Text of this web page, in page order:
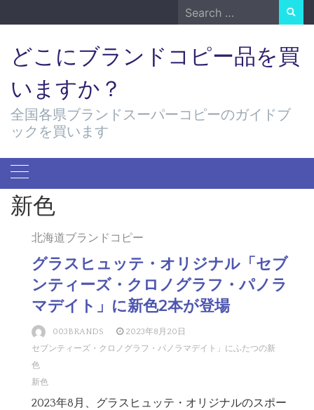
to
Search
for:
どこにブランドコピー品を買
いますか？
全国各県ブランドスーパーコピーのガイドブ
ックを買います
新色
北海道ブランドコピー
グラスヒュッテ・オリジナル「セブ
ンティーズ・クロノグラフ・パノラ
マデイト」に新色2本が登場
003BRANDS
2023年8月20日
セブンティーズ・クロノグラフ・パノラマデイト」にふたつの新
色
新色
2023年8月、グラスヒュッテ・オリジナルのスポー